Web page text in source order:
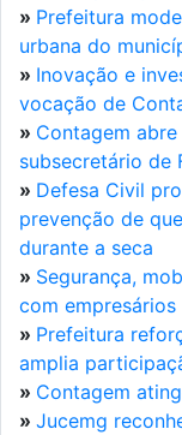
» Prefeitura
urbana do
» Inovação e
vocação de
» Contagem
subsecretário de
» Defesa Civil
prevenção de
durante a seca
» Segurança,
com empresários
» Prefeitura
amplia
» Contagem
» Jucemg